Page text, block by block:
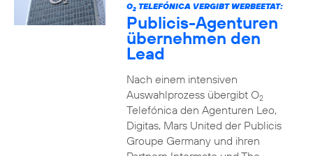
O2TELEFÓNICA VERGIBT WERBEETAT:
Publicis-Agenturen
übernehmen den
Lead
Nach einem intensiven
Auswahlprozess übergibt O2
Telefónica den Agenturen Leo,
Digitas, Mars United der Publicis
Groupe Germany und ihren